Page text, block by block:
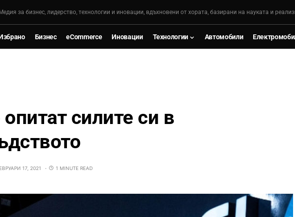
Mедия за бизнес, лидерство, технологии и иновации, вдъхновени от хората, базирани на науката и
Бизнес eCommerce Иновации Технологии Автомобили
силите си в
17, 2021 1 MINUTE READ